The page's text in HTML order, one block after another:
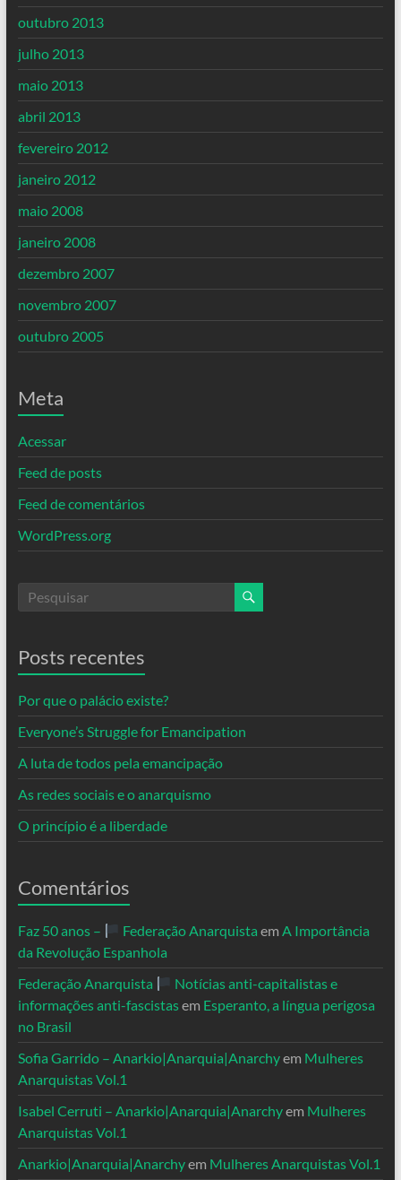
outubro 2013
julho 2013
maio 2013
abril 2013
fevereiro 2012
janeiro 2012
maio 2008
janeiro 2008
dezembro 2007
novembro 2007
outubro 2005
Meta
Acessar
Feed de posts
Feed de comentários
WordPress.org
Posts recentes
Por que o palácio existe?
Everyone’s Struggle for Emancipation
A luta de todos pela emancipação
As redes sociais e o anarquismo
O princípio é a liberdade
Comentários
Faz 50 anos – Federação Anarquista em A Importância
da Revolução Espanhola
Federação Anarquista
Notícias anti-capitalistas e
informações anti-fascistasem Esperanto, a língua perigosa
no Brasil
Sofia Garrido – Anarkio|Anarquia|Anarchyem Mulheres
Anarquistas Vol.1
Isabel Cerruti – Anarkio|Anarquia|Anarchyem Mulheres
Anarquistas Vol.1
Anarkio|Anarquia|Anarchyem Mulheres Anarquistas Vol.1